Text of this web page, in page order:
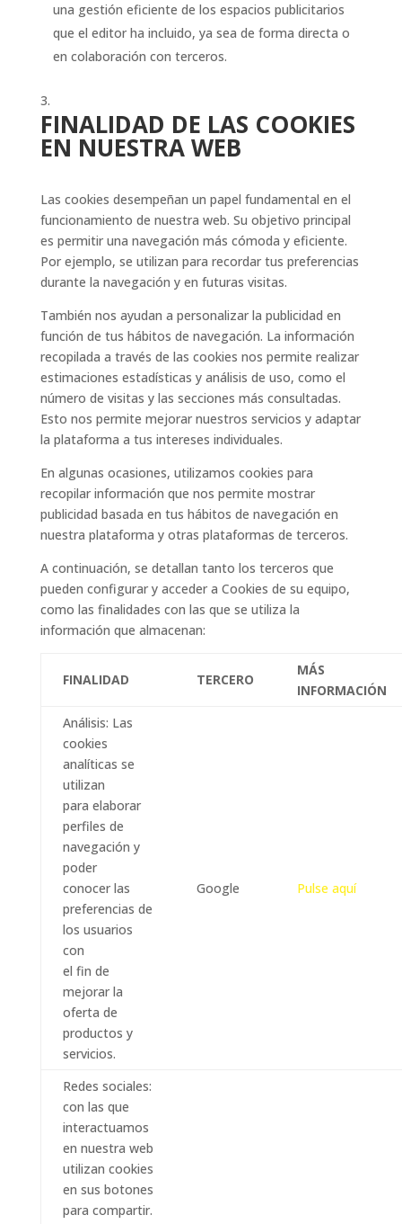
una gestión eficiente de los espacios publicitarios
que el editor ha incluido, ya sea de forma directa o
en colaboración con terceros.
FINALIDAD DE LAS COOKIES
EN NUESTRA WEB
Las cookies desempeñan un papel fundamental en el
funcionamiento de nuestra web. Su objetivo principal
es permitir una navegación más cómoda y eficiente.
Por ejemplo, se utilizan para recordar tus preferencias
durante la navegación y en futuras visitas.
También nos ayudan a personalizar la publicidad en
función de tus hábitos de navegación. La información
recopilada a través de las cookies nos permite realizar
estimaciones estadísticas y análisis de uso, como el
número de visitas y las secciones más consultadas.
Esto nos permite mejorar nuestros servicios y adaptar
la plataforma a tus intereses individuales.
En algunas ocasiones, utilizamos cookies para
recopilar información que nos permite mostrar
publicidad basada en tus hábitos de navegación en
nuestra plataforma y otras plataformas de terceros.
A continuación, se detallan tanto los terceros que
pueden configurar y acceder a Cookies de su equipo,
como las finalidades con las que se utiliza la
información que almacenan:
FINALIDAD TERCERO
MÁS
INFORMACIÓN
Análisis: Las
cookies
analíticas se
utilizan
para elaborar
perfiles de
navegación y
poder
conocer las
preferencias de
los usuarios
con
el fin de
mejorar la
oferta de
productos y
servicios.
Google Pulse aquí
Redes sociales:
con las que
interactuamos
en nuestra web
utilizan cookies
en sus botones
para compartir.